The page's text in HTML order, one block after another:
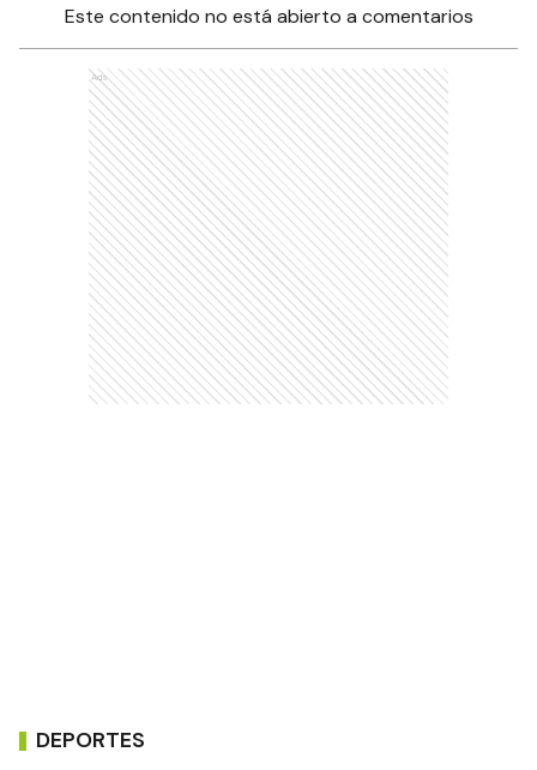
Este contenido no está abierto a comentarios
Ads
DEPORTES